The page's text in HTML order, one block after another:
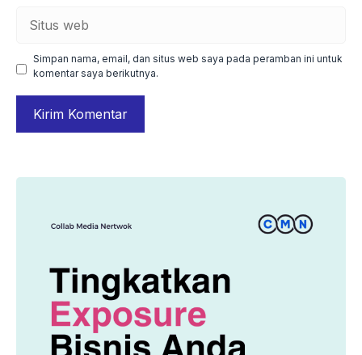
Simpan nama, email, dan situs web saya pada peramban ini untuk
komentar saya berikutnya.